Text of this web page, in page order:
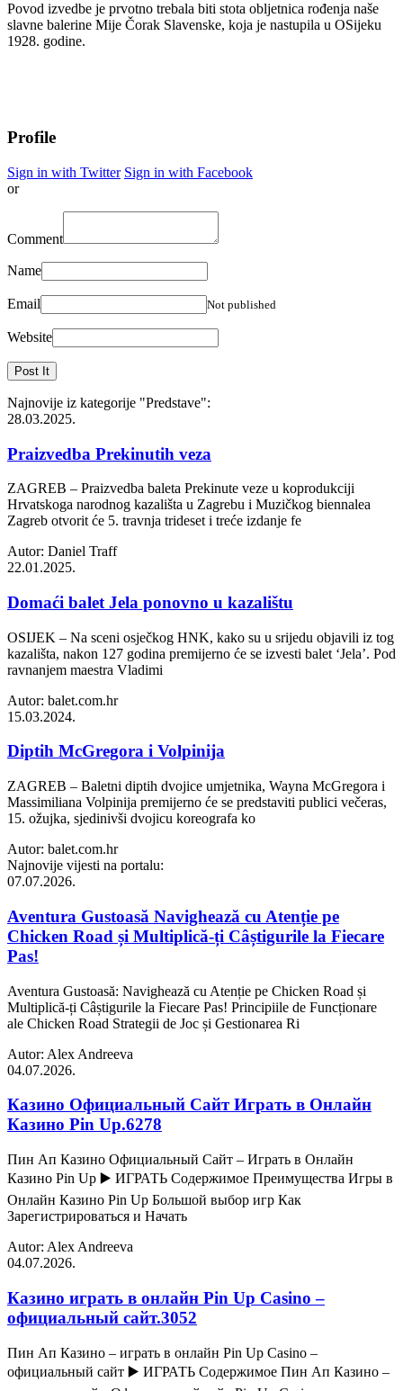
Povod izvedbe je prvotno trebala biti stota obljetnica rođenja naše
slavne balerine Mije Čorak Slavenske, koja je nastupila u OSijeku
1928. godine.
Profile
Sign in with Twitter Sign in with Facebook
or
Comment
Name
Email Not published
Website
Najnovije iz kategorije "Predstave":
28.03.2025.
Praizvedba Prekinutih veza
ZAGREB – Praizvedba baleta Prekinute veze u koprodukciji
Hrvatskoga narodnog kazališta u Zagrebu i Muzičkog biennalea
Zagreb otvorit će 5. travnja trideset i treće izdanje fe
Autor: Daniel Traff
22.01.2025.
Domaći balet Jela ponovno u kazalištu
OSIJEK – Na sceni osječkog HNK, kako su u srijedu objavili iz tog
kazališta, nakon 127 godina premijerno će se izvesti balet ‘Jela’. Pod
ravnanjem maestra Vladimi
Autor: balet.com.hr
15.03.2024.
Diptih McGregora i Volpinija
ZAGREB – Baletni diptih dvojice umjetnika, Wayna McGregora i
Massimiliana Volpinija premijerno će se predstaviti publici večeras,
15. ožujka, sjedinivši dvojicu koreografa ko
Autor: balet.com.hr
Najnovije vijesti na portalu:
07.07.2026.
Aventura Gustoasă Navighează cu Atenție pe
Chicken Road și Multiplică-ți Câștigurile la Fiecare
Pas!
Aventura Gustoasă: Navighează cu Atenție pe Chicken Road și
Multiplică-ți Câștigurile la Fiecare Pas! Principiile de Funcționare
ale Chicken Road Strategii de Joc și Gestionarea Ri
Autor: Alex Andreeva
04.07.2026.
Казино Официальный Сайт Играть в Онлайн
Казино Pin Up.6278
Пин Ап Казино Официальный Сайт – Играть в Онлайн
Казино Pin Up ▶️ ИГРАТЬ Содержимое Преимущества Игры в
Онлайн Казино Pin Up Большой выбор игр Как
Зарегистрироваться и Начать
Autor: Alex Andreeva
04.07.2026.
Казино играть в онлайн Pin Up Casino –
официальный сайт.3052
Пин Ап Казино – играть в онлайн Pin Up Casino –
официальный сайт ▶️ ИГРАТЬ Содержимое Пин Ап Казино –